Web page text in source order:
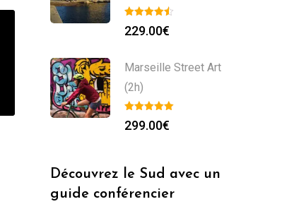
229.00€
Marseille Street Art
(2h)
299.00€
Découvrez le Sud avec un
guide conférencier